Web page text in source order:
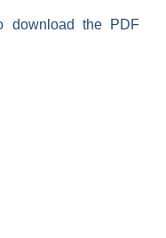
download the PDF